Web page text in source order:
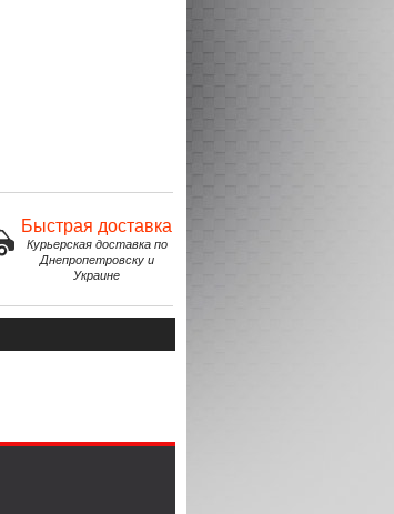
Быстрая доставка
Курьерская доставка по
Днепропетровску и
Украине